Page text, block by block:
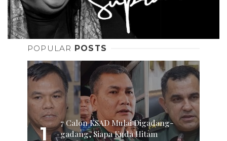
POPULAR POSTS
1
7 Calon KSAD Mulai Digadang-
gadang, Siapa Kuda Hitam